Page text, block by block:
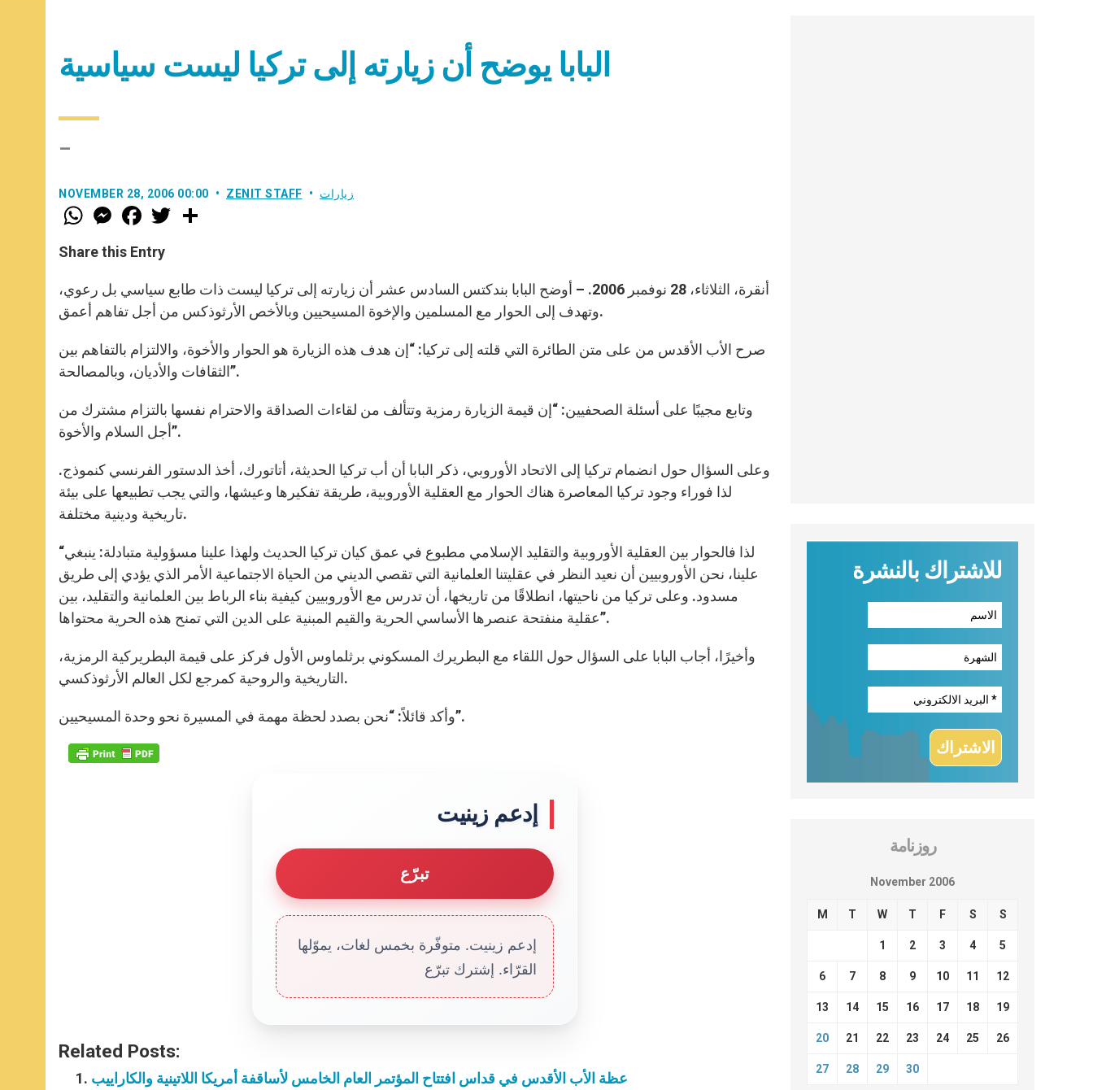
البابا يوضح أن زيارته إلى تركيا ليست سياسية
–
NOVEMBER 28, 2006 00:00 ZENIT STAFF زيارات
W
h
t
s
p
p
M
e
s
e
g
e
r
F
a
e
b
o
k
w
r
Share this Entry
أنقرة، الثلاثاء، 28 نوفمبر 2006. – أوضح البابا بندكتس السادس عشر أن زيارته إلى تركيا ليست ذات طابع سياسي بل رعوي،
وتهدف إلى الحوار مع المسلمين والإخوة المسيحيين وبالأخص الأرثوذكس من أجل تفاهم أعمق.
صرح الأب الأقدس من على متن الطائرة التي قلته إلى تركيا: “إن هدف هذه الزيارة هو الحوار والأخوة، والالتزام بالتفاهم بين
الثقافات والأديان، وبالمصالحة”.
وتابع مجيبًا على أسئلة الصحفيين: “إن قيمة الزيارة رمزية وتتألف من لقاءات الصداقة والاحترام نفسها بالتزام مشترك من
أجل السلام والأخوة”.
وعلى السؤال حول انضمام تركيا إلى الاتحاد الأوروبي، ذكر البابا أن أب تركيا الحديثة، أتاتورك، أخذ الدستور الفرنسي كنموذج.
لذا فوراء وجود تركيا المعاصرة هناك الحوار مع العقلية الأوروبية، طريقة تفكيرها وعيشها، والتي يجب تطبيعها على بيئة
تاريخية ودينية مختلفة.
“لذا فالحوار بين العقلية الأوروبية والتقليد الإسلامي مطبوع في عمق كيان تركيا الحديث ولهذا علينا مسؤولية متبادلة: ينبغي
علينا، نحن الأوروبيين أن نعيد النظر في عقليتنا العلمانية التي تقصي الديني من الحياة الاجتماعية الأمر الذي يؤدي إلى طريق
مسدود. وعلى تركيا من ناحيتها، انطلاقًا من تاريخها، أن تدرس مع الأوروبيين كيفية بناء الرباط بين العلمانية والتقليد، بين
عقلية منفتحة عنصرها الأساسي الحرية والقيم المبنية على الدين التي تمنح هذه الحرية محتواها”.
وأخيرًا، أجاب البابا على السؤال حول اللقاء مع البطريرك المسكوني برثلماوس الأول فركز على قيمة البطريركية الرمزية،
التاريخية والروحية كمرجع لكل العالم الأرثوذكسي.
وأكد قائلاً: “نحن بصدد لحظة مهمة في المسيرة نحو وحدة المسيحيين”.
إدعم زينيت
تبرّع
إدعم زينيت. متوفّرة بخمس لغات، يموّلها
القرّاء. إشترك تبرّع
Related Posts:
عظة الأب الأقدس في قداس افتتاح المؤتمر العام الخامس لأساقفة أمريكا اللاتينية والكاراييب
للاشتراك بالنشرة
روزنامة
November 2006
M T W T F S S
1 2 3 4 5
6 7 8 9 10 11 12
13 14 15 16 17 18 19
20 21 22 23 24 25 26
27 28 29 30